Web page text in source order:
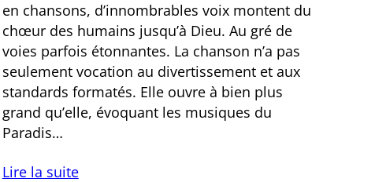
en chansons, d’innombrables voix montent du
chœur des humains jusqu’à Dieu. Au gré de
voies parfois étonnantes. La chanson n’a pas
seulement vocation au divertissement et aux
standards formatés. Elle ouvre à bien plus
grand qu’elle, évoquant les musiques du
Paradis…
Lire la suite